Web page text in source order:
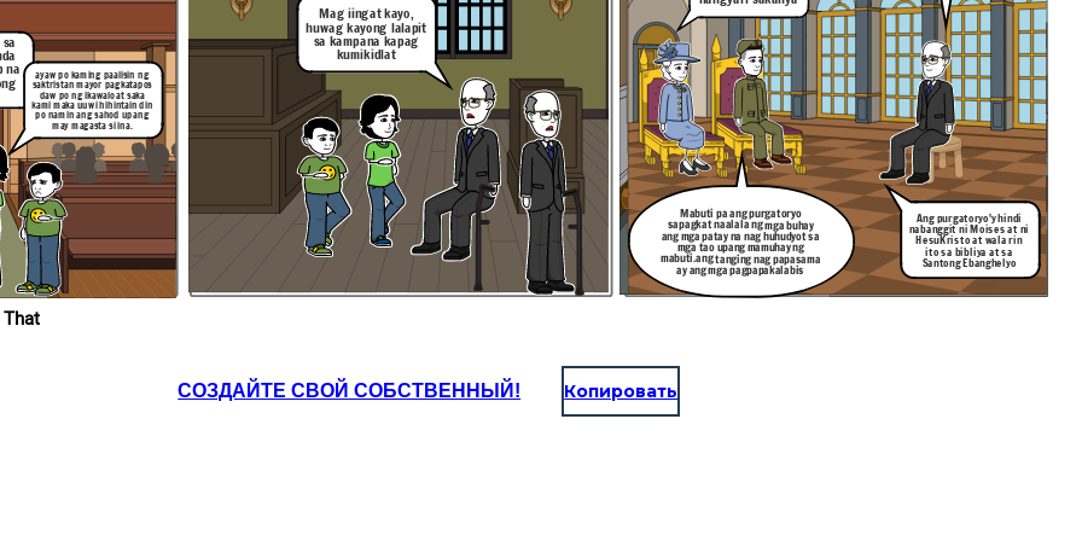
purgatoryo'y hindi
ni Moises at ni
at wala rin
ito sa bibliya at sa
Santong Ebanghelyo
KABANATA 14
Hindi ba ninyo
dinamdam ang
nangyari sakanya
bakit hindi? ang sino may marapat
magtamo parusa o gantimpala ukol sa
kanyang ginawa at hindi dahil sa
ginawa ng iba.
That
na ayaw po kaming paalisin ng
saktristan mayor pagkatapos
daw po ng ikawalo at saka
kami maka uuwi hihintain din
po namin ang sahod upang
may magasta si ina.
Mag iingat kayo,
huwag kayong lalapit
sa kampana kapag
kumikidlat
Ang purgatoryo'y hindi
nabanggit ni Moises at ni
HesuKristo at wala rin
ito sa bibliya at sa
Santong Ebanghelyo
Mabuti pa ang purgatoryo
sapagkat naalala ng mga buhay
ang mga patay na nag huhudyot sa
mga tao upang mamuhay ng
mabuti.ang tanging nag papasama
ay ang mga pagpapakalabis
СОЗДАЙТЕ СВОЙ СОБСТВЕННЫЙ! Копировать